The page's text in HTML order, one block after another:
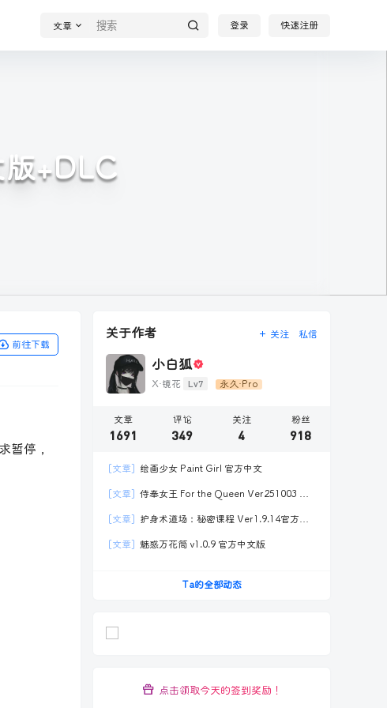
文章 登录 快速注册
版+DLC
前往下载
暂停，
关于作者 关注 私信
小白狐
X·镜花 Lv7 永久·Pro
文章
1691
评论
349
关注
4
粉丝
918
[文章] 绘画少女 Paint Girl 官方中文
[文章]
侍奉女王 For the Queen Ver251003 官
[文章]
护身术道场：秘密课程 Ver1.9.14官方中
[文章]
魅惑万花筒 v1.0.9 官方中文版
Ta的全部动态
点击领取今天的签到奖励！